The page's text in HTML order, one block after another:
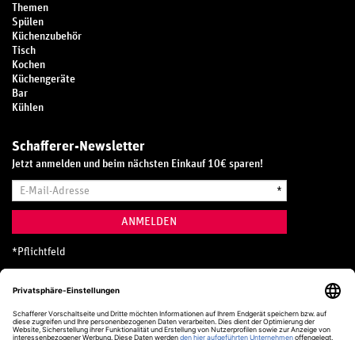
Themen
Spülen
Küchenzubehör
Tisch
Kochen
Küchengeräte
Bar
Kühlen
Schafferer-Newsletter
Jetzt anmelden und beim nächsten Einkauf 10€ sparen!
Mail-
*
ANMELDEN
* Pflichtfeld
Hotline
0800 20 70 300 (D)